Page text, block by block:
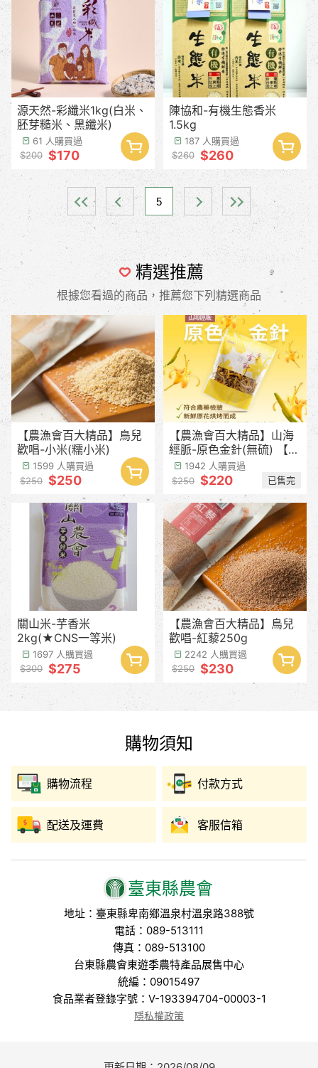
源天然-彩纖米1kg(白米、
胚芽糙米、黑纖米)
61 人購買過
$200 $170
陳協和-有機生態香米
1.5kg
187 人購買過
$260 $260
5
精選推薦
根據您看過的商品，推薦您下列精選商品
【農漁會百大精品】鳥兒
歡唱-小米(糯小米)
1599 人購買過
$250 $250
【農漁會百大精品】山海
經脈-原色金針(無硫) 【產
季預計8月中下旬】
1942 人購買過
$250 $220 已售完
關山米-芋香米
2kg(★CNS一等米)
1697 人購買過
$300 $275
【農漁會百大精品】鳥兒
歡唱-紅藜250g
2242 人購買過
$250 $230
臺東縣農會
地址：臺東縣卑南鄉溫泉村溫泉路388號
電話：089-513111
傳真：089-513100
台東縣農會東遊季農特產品展售中心
統編：09015497
食品業者登錄字號：V-193394704-00003-1
隱私權政策
購物須知
購物流程 付款方式
配送及運費 客服信箱